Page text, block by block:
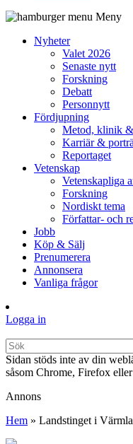
Meny
Nyheter
Valet 2026
Senaste nytt
Forskning
Debatt
Personnytt
Fördjupning
Metod, klinik
Karriär &
Reportaget
Vetenskap
Vetenskapliga
Forskning
Nordiskt tema
Författar- och
Jobb
Köp & Sälj
Prenumerera
Annonsera
Vanliga frågor
Logga in
Sidan stöds inte av din
såsom Chrome, Firefox
Annons
Hem » Landstinget i